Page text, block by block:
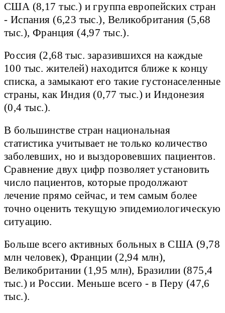
США (8,17 тыс.) и группа европейских стран
- Испания (6,23 тыс.), Великобритания (5,68
тыс.), Франция (4,97 тыс.).
Россия (2,68 тыс. заразившихся на каждые
100 тыс. жителей) находится ближе к концу
списка, а замыкают его такие густонаселенные
страны, как Индия (0,77 тыс.) и Индонезия
(0,4 тыс.).
В большинстве стран национальная
статистика учитывает не только количество
заболевших, но и выздоровевших пациентов.
Сравнение двух цифр позволяет установить
число пациентов, которые продолжают
лечение прямо сейчас, и тем самым более
точно оценить текущую эпидемиологическую
ситуацию.
Больше всего активных больных в США (9,78
млн человек), Франции (2,94 млн),
Великобритании (1,95 млн), Бразилии (875,4
тыс.) и России. Меньше всего - в Перу (47,6
тыс.).